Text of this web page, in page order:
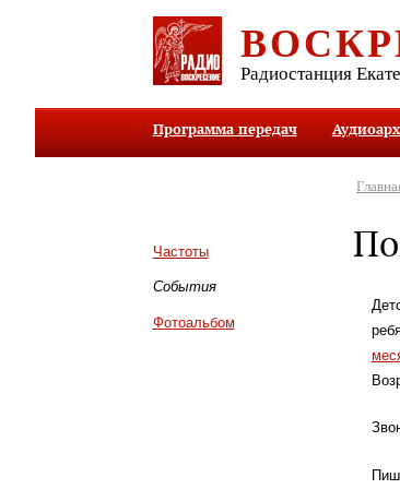
Радиостанция
Программа передач
Частоты
События
Фотоальбом